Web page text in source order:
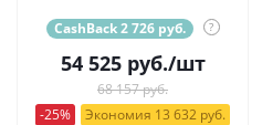
CashBack 2 726 руб. ?
54 525руб./шт
68 157 руб.
-25%
Экономия 13 632 руб.